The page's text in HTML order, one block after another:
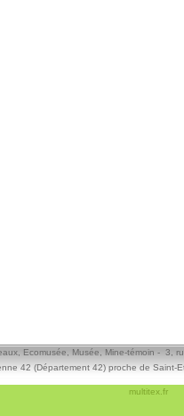
Ecomusée, Musée, Mine-témoin - 3,
42 (Département 42) proche de Saint-
multitex.fr